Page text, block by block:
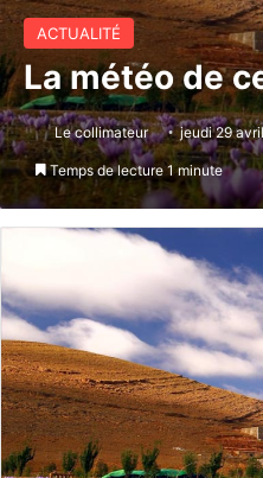
ACTUALITÉ
La météo de
Le collimateur jeudi 29
Temps de lecture 1 minute